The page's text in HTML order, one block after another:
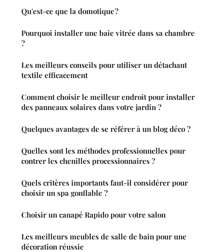
Qu'est-ce que la domotique ?
Pourquoi installer une baie vitrée dans sa chambre
?
Les meilleurs conseils pour utiliser un détachant
textile efficacement
Comment choisir le meilleur endroit pour installer
des panneaux solaires dans votre jardin ?
Quelques avantages de se référer à un blog déco ?
Quelles sont les méthodes professionnelles pour
contrer les chenilles processionnaires ?
Quels critères importants faut-il considérer pour
choisir un spa gonflable ?
Choisir un canapé Rapido pour votre salon
Les meilleurs meubles de salle de bain pour une
décoration réussie